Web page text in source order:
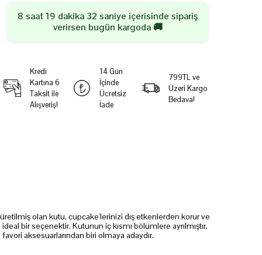
8 saat 19 dakika 31 saniye içerisinde sipariş
verirsen bugün kargoda 🚚
Kredi
Kartına 6
Taksit ile
Alışveriş!
14 Gün
İçinde
Ücretsiz
İade
799TL ve
Üzeri Kargo
Bedava!
olan kutu, cupcake'lerinizi dış etkenlerden korur ve
bir seçenektir. Kutunun iç kısmı bölümlere ayrılmıştır,
aksesuarlarından biri olmaya adaydır.